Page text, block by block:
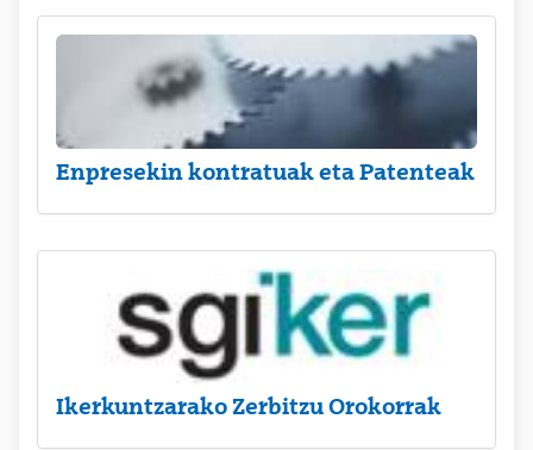
Enpresekin kontratuak eta Patenteak
Ikerkuntzarako Zerbitzu Orokorrak